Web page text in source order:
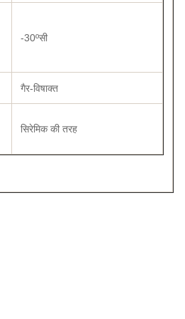
-30ºसी
गैर-विषाक्त
सिरेमिक की तरह